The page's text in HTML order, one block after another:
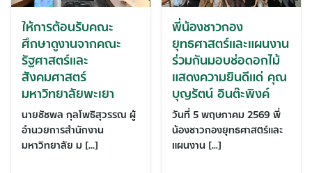
ให้การต้อนรับคณะ
ศึกษาดูงานจากคณะ
รัฐศาสตร์และ
สังคมศาสตร์
มหาวิทยาลัยพะเยา
นายชัชพล กุลโพธิสุวรรณ ผู้
อำนวยการสำนักงาน
มหาวิทยาลัย ม […]
พี่น้องชาวกอง
ยุทธศาสตร์และแผนงาน
ร่วมกันมอบช่อดอกไม้
แสดงความยินดีแด่ คุณ
บุญรัตน์ อินต๊ะพิงค์
วันที่ 5 พฤษภาคม 2569 พี่
น้องชาวกองยุทธศาสตร์และ
แผนงาน […]